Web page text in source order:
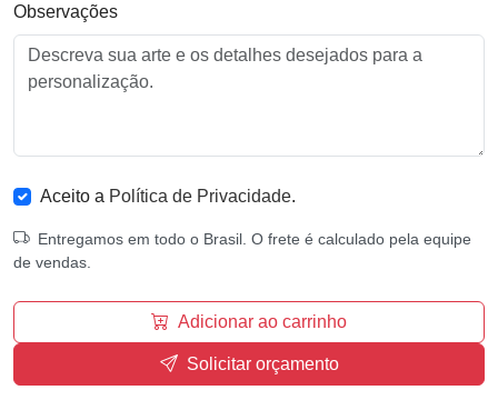
Observações
Aceito a Política de Privacidade.
Entregamos em todo o Brasil. O frete é calculado pela equipe
de vendas.
Adicionar ao carrinho
Solicitar orçamento